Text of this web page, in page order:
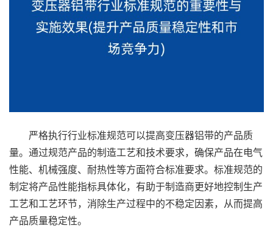
严格执行行业标准规范可以提高变压器铝带的产品质
量。通过规范产品的制造工艺和技术要求，确保产品在电气
性能、机械强度、耐热性等方面符合标准要求。标准规范的
制定将产品性能指标具体化，有助于制造商更好地控制生产
工艺和工艺环节，消除生产过程中的不稳定因素，从而提高
产品质量稳定性。